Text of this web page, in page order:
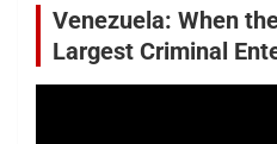
Venezuela: When
Largest Criminal